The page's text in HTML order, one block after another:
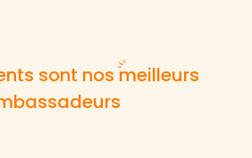
sont nos meilleurs